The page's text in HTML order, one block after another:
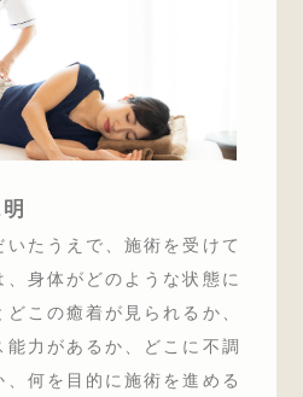
いたうえで、施術を受けて
身体がどのような状態に
この癒着が見られるか、
能力があるか、どこに不調
何を目的に施術を進める